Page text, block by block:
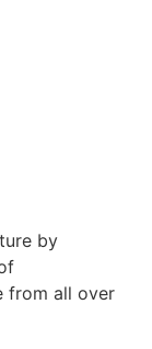
by
from all over